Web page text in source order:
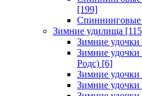
[199]
Зимние удилища
Зимние
Зимние
Родс) [6]
Зимние
Зимние